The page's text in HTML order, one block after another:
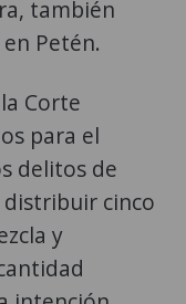
también
Petén.
Corte
para el
delitos de
cinco
y